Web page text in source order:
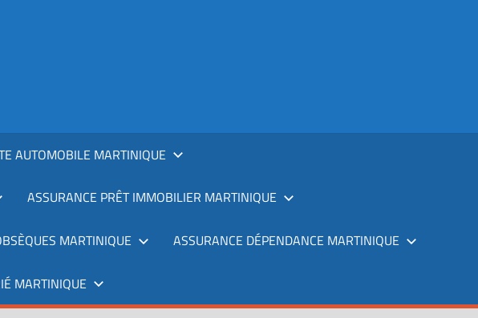
AUTOMOBILE MARTINIQUE
ASSURANCE PRÊT IMMOBILIER MARTINIQUE
MARTINIQUE ASSURANCE DÉPENDANCE MARTINIQUE
MARTINIQUE